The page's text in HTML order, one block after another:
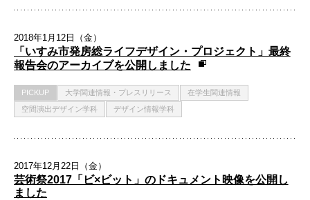
2018年1月12日（金）
「いすみ市発房総ライフデザイン・プロジェクト」最終
報告会のアーカイブを公開しました
PICKUP 大学関連情報・プレスリリース
在学生関連情報
空間演出デザイン学科
デザイン情報学科
2017年12月22日（金）
芸術祭2017「ビ×ビット」のドキュメント映像を公開し
ました